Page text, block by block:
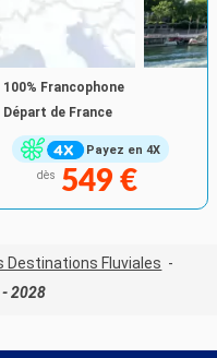
Payez en 4X
100% Francophone
Départ de France
dès 549 €
Destinations Fluviales
- 2028